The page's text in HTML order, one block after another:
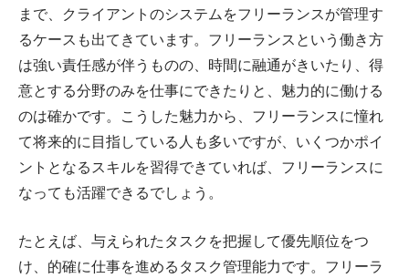
まで、クライアントのシステムをフリーランスが管理す
るケースも出てきています。フリーランスという働き方
は強い責任感が伴うものの、時間に融通がきいたり、得
意とする分野のみを仕事にできたりと、魅力的に働ける
のは確かです。こうした魅力から、フリーランスに憧れ
て将来的に目指している人も多いですが、いくつかポイ
ントとなるスキルを習得できていれば、フリーランスに
なっても活躍できるでしょう。
たとえば、与えられたタスクを把握して優先順位をつ
け、的確に仕事を進めるタスク管理能力です。フリーラ